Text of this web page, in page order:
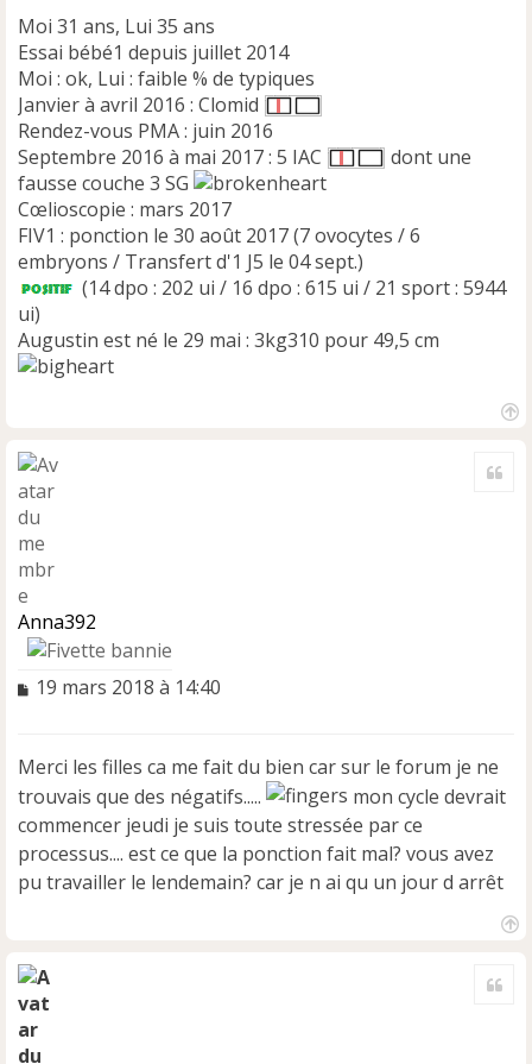
Moi 31 ans, Lui 35 ans
Essai bébé1 depuis juillet 2014
Moi : ok, Lui : faible % de typiques
Janvier à avril 2016 : Clomid
Rendez-vous PMA : juin 2016
Septembre 2016 à mai 2017 : 5 IAC
dont une
fausse couche 3 SG
Cœlioscopie : mars 2017
FIV1 : ponction le 30 août 2017 (7 ovocytes / 6
embryons / Transfert d'1 J5 le 04 sept.)
(14 dpo : 202 ui / 16 dpo : 615 ui / 21 sport : 5944
ui)
Augustin est né le 29 mai : 3kg310 pour 49,5 cm
Anna392
M
s
a
g
e
n
o
n
19 mars 2018 à 14:40
Merci les filles ca me fait du bien car sur le forum je ne
trouvais que des négatifs.....
mon cycle devrait
commencer jeudi je suis toute stressée par ce
processus.... est ce que la ponction fait mal? vous avez
pu travailler le lendemain? car je n ai qu un jour d arrêt